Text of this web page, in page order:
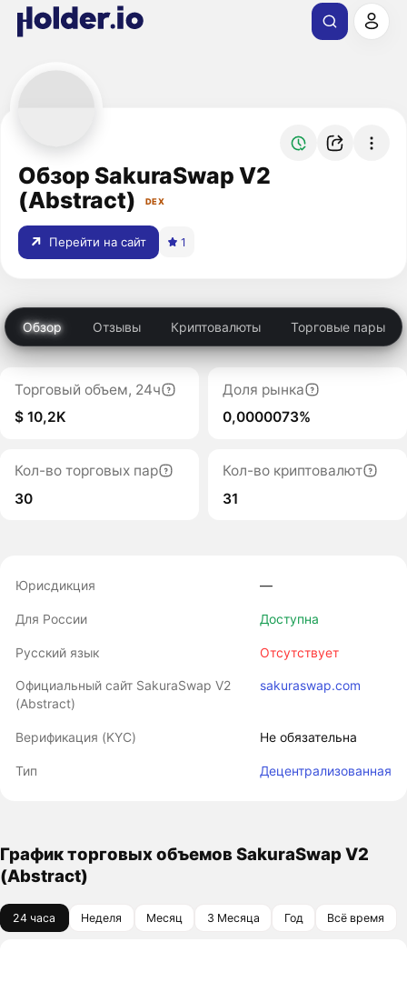
Обзор SakuraSwap V2
(Abstract)
DEX
Перейти на сайт 1
Обзор Отзывы Криптовалюты Торговые пары
Торговый объем, 24ч
$ 10,2K
Доля рынка
0,0000073%
Кол-во торговых пар
30
Кол-во криптовалют
31
Юрисдикция ―
Для России Доступна
Русский язык Отсутствует
Официальный сайт SakuraSwap V2
(Abstract)
sakuraswap.com
Верификация (KYC) Не обязательна
Тип Децентрализованная
График торговых объемов SakuraSwap V2
(Abstract)
24 часа Неделя Месяц 3 Месяца Год Всё время